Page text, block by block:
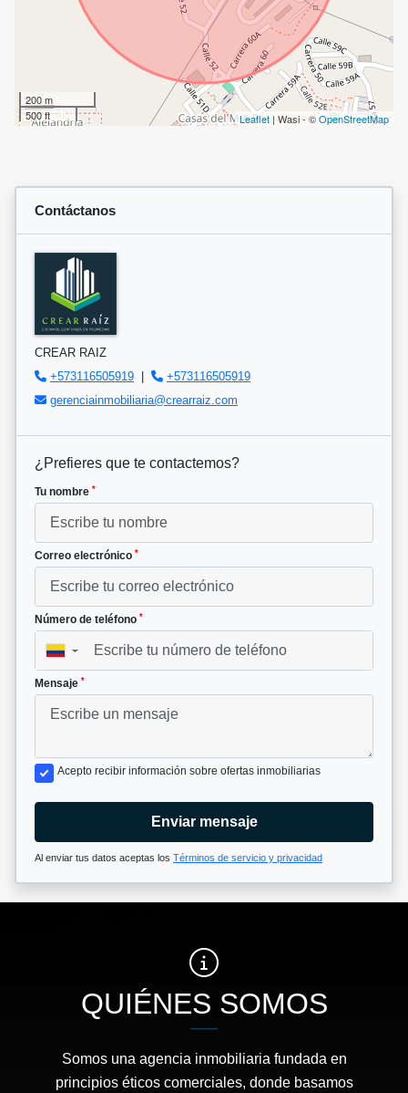
200 m
500 ft
Leaflet | Wasi - ©OpenStreetMap
Contáctanos
CREAR RAIZ
+573116505919
+573116505919
gerenciainmobiliaria@crearraiz.com
¿Prefieres que te contactemos?
Tu nombre *
Correo electrónico *
Número de teléfono *
▼
Mensaje *
Acepto recibir información sobre ofertas inmobiliarias
Enviar mensaje
Al enviar tus datos aceptas los Términos de servicio y privacidad
QUIÉNES SOMOS
Somos una agencia inmobiliaria fundada en
principios éticos comerciales, donde basamos